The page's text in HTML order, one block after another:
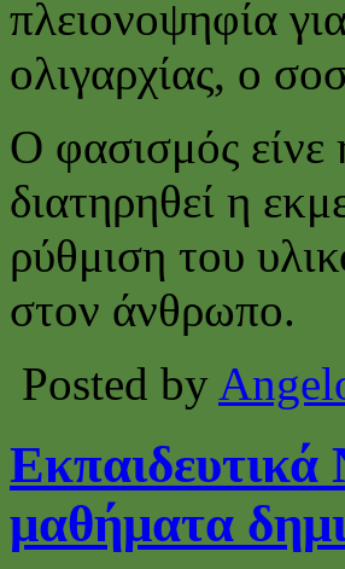
πλειονοψηφία
ολιγαρχίας, ο
Ο φασισμός είνε
διατηρηθεί η
ρύθμιση του
στον άνθρωπο.
Posted by
μαθήματα